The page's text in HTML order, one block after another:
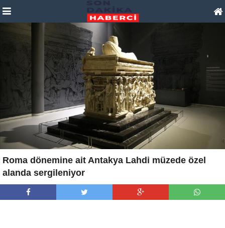
Roma dönemine ait Antakya Lahdi müzede özel
alanda sergileniyor